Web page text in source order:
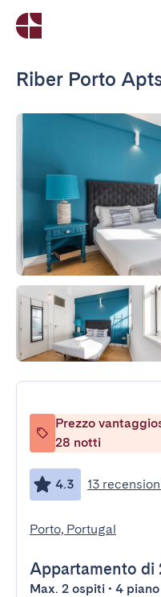
Riber Porto
Prezzo
28 notti
4.3 13
Porto, Portugal
Appartamento di
Max. 2 ospiti • 4